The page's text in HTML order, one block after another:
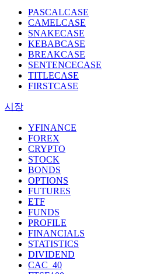
PASCALCASE
CAMELCASE
SNAKECASE
KEBABCASE
BREAKCASE
SENTENCECASE
TITLECASE
FIRSTCASE
시장
YFINANCE
FOREX
CRYPTO
STOCK
BONDS
OPTIONS
FUTURES
ETF
FUNDS
PROFILE
FINANCIALS
STATISTICS
DIVIDEND
CAC_40